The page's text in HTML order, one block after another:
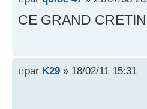
CE GRAND
par K29 » 18/02/11 15:31